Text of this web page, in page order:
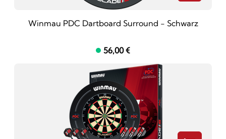
Winmau PDC Dartboard Surround - Schwarz
56,00 €